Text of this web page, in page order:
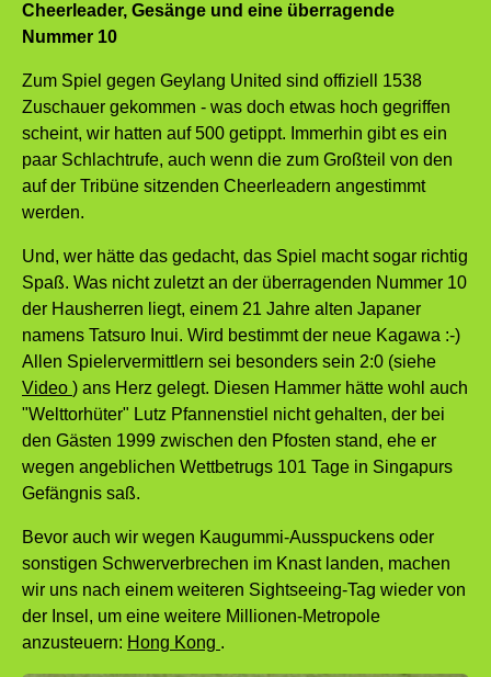
Cheerleader, Gesänge und eine überragende
Nummer 10
Zum Spiel gegen Geylang United sind offiziell 1538
Zuschauer gekommen - was doch etwas hoch gegriffen
scheint, wir hatten auf 500 getippt. Immerhin gibt es ein
paar Schlachtrufe, auch wenn die zum Großteil von den
auf der Tribüne sitzenden Cheerleadern angestimmt
werden.
Und, wer hätte das gedacht, das Spiel macht sogar richtig
Spaß. Was nicht zuletzt an der überragenden Nummer 10
der Hausherren liegt, einem 21 Jahre alten Japaner
namens Tatsuro Inui. Wird bestimmt der neue Kagawa :-)
Allen Spielervermittlern sei besonders sein 2:0 (siehe
Video ) ans Herz gelegt. Diesen Hammer hätte wohl auch
"Welttorhüter" Lutz Pfannenstiel nicht gehalten, der bei
den Gästen 1999 zwischen den Pfosten stand, ehe er
wegen angeblichen Wettbetrugs 101 Tage in Singapurs
Gefängnis saß.
Bevor auch wir wegen Kaugummi-Ausspuckens oder
sonstigen Schwerverbrechen im Knast landen, machen
wir uns nach einem weiteren Sightseeing-Tag wieder von
der Insel, um eine weitere Millionen-Metropole
anzusteuern: Hong Kong .